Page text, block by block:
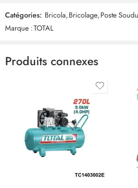
Commentaires
Il n'y a pas encore de critiques.
Catégories: Bricola,Bricolage,Poste
Marque :TOTAL
Produits connexes